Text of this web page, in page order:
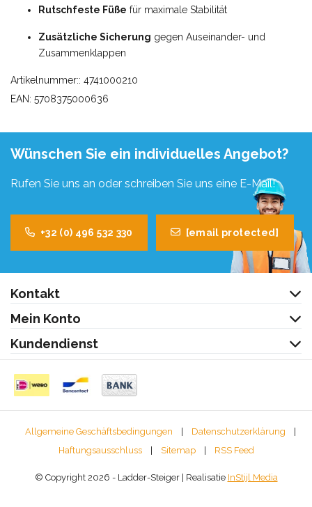
Rutschfeste Füße für maximale Stabilität
Zusätzliche Sicherung gegen Auseinander- und
Zusammenklappen
Artikelnummer:: 4741000210
EAN: 5708375000636
Wünschen Sie ein individuelles Angebot?
Rufen Sie uns an oder schreiben Sie uns eine E-Mail!
+32 (0) 496 532 330 [email protected]
Kontakt
Mein Konto
Kundendienst
Allgemeine Geschäftsbedingungen | Datenschutzerklärung
|
Haftungsausschluss
| Sitemap | RSS Feed
© Copyright 2026 - Ladder-Steiger | Realisatie InStijl Media